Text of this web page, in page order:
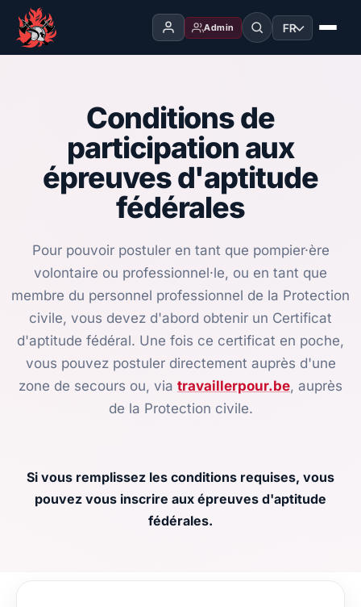
Admin FR
Conditions de
participation aux
épreuves d'aptitude
fédérales
Pour pouvoir postuler en tant que pompier·ère
volontaire ou professionnel·le, ou en tant que
membre du personnel professionnel de la Protection
civile, vous devez d'abord obtenir un Certificat
d'aptitude fédéral. Une fois ce certificat en poche,
vous pouvez postuler directement auprès d'une
zone de secours ou, via travaillerpour.be, auprès
de la Protection civile.
Si vous remplissez les conditions requises, vous
pouvez vous inscrire aux épreuves d'aptitude
fédérales.